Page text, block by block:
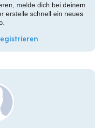
melde dich bei deinem
erstelle schnell ein neues